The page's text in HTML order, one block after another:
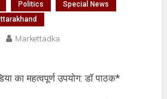
Politics
Special News
Markettadka
का महत्वपूर्ण उपयोग: डॉ पाठक*